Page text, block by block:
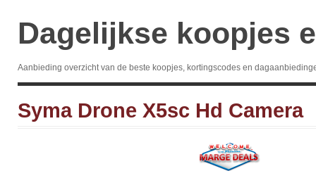
Dagelijkse koopjes
Aanbieding overzicht van de beste koopjes, kortingscodes en
Syma Drone X5sc Hd Camera